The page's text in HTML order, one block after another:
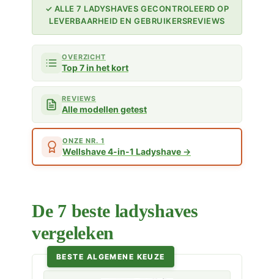
✓ ALLE 7 LADYSHAVES GECONTROLEERD OP
LEVERBAARHEID EN GEBRUIKERSREVIEWS
OVERZICHT
Top 7 in het kort
REVIEWS
Alle modellen getest
ONZE NR. 1
Wellshave 4-in-1 Ladyshave
De 7 beste ladyshaves
vergeleken
BESTE ALGEMENE KEUZE